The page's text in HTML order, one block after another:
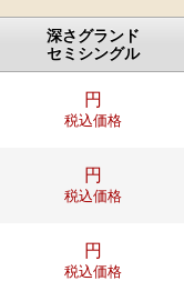
深さグランド
セミシングル
円
税込価格
円
税込価格
円
税込価格